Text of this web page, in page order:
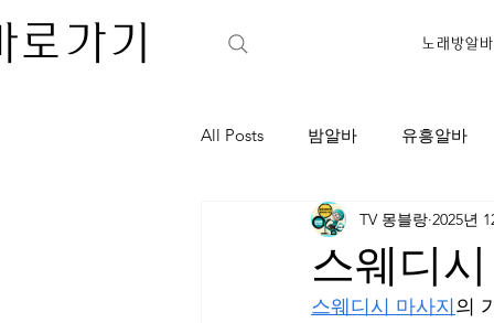
가기 노래방알바
All Posts 밤알바 유흥알바
노래주점 아
학원아르바이트 판매아르바
스웨디
TV 몽블랑 2025년
스웨디시 마사지의